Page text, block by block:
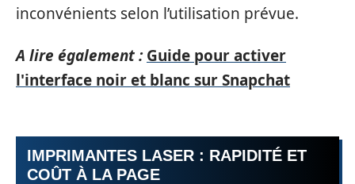
inconvénients selon l’utilisation prévue.
A lire également : Guide pour activer
l'interface noir et blanc sur Snapchat
IMPRIMANTES LASER : RAPIDITÉ ET
COÛT À LA PAGE